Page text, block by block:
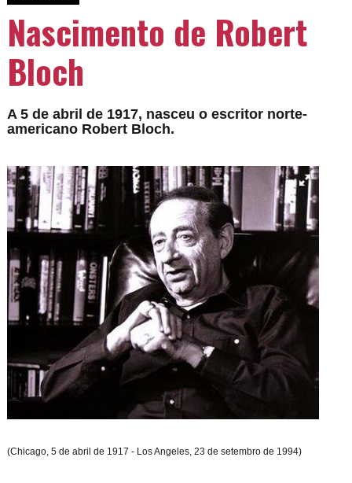
Nascimento de Robert
Bloch
A 5 de abril de 1917, nasceu o escritor norte-
americano Robert Bloch.
(Chicago, 5 de abril de 1917 - Los Angeles, 23 de setembro de 1994)